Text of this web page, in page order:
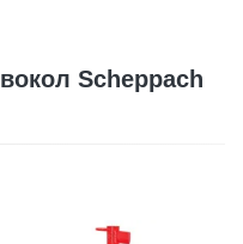
Scheppach